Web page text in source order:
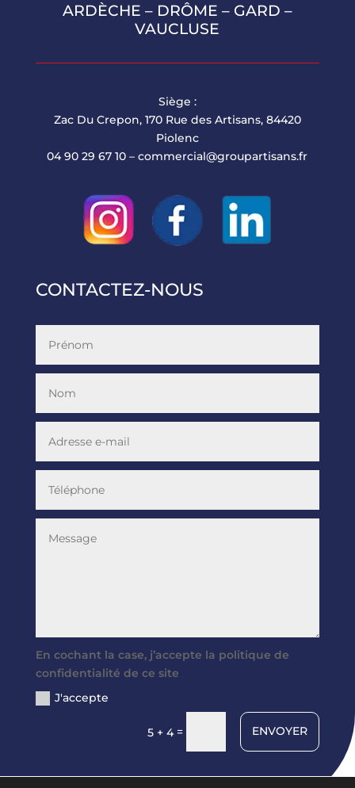
ARDÈCHE – DRÔME – GARD –
VAUCLUSE
Siège :
Zac Du Crepon, 170 Rue des Artisans, 84420
Piolenc
04 90 29 67 10 –commercial@groupartisans.fr
CONTACTEZ-NOUS
En cochant la case, j’accepte la politique de
confidentialité de ce site
J'accepte
5 + 4= ENVOYER